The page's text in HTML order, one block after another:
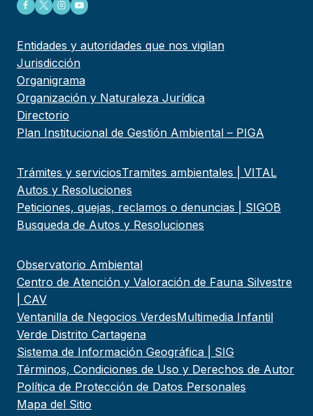
Entidades y autoridades que nos vigilan
Jurisdicción
Organigrama
Organización y Naturaleza Jurídica
Directorio
Plan Institucional de Gestión Ambiental – PIGA
Trámites y serviciosTramites ambientales | VITAL
Autos y Resoluciones
Peticiones, quejas, reclamos o denuncias | SIGOB
Busqueda de Autos y Resoluciones
Observatorio Ambiental
Centro de Atención y Valoración de Fauna Silvestre
| CAV
Ventanilla de Negocios VerdesMultimedia Infantil
Verde Distrito Cartagena
Sistema de Información Geográfica | SIG
Términos, Condiciones de Uso y Derechos de Autor
Política de Protección de Datos Personales
Mapa del Sitio